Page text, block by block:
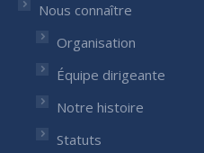
windowwindow
Nous connaître
Organisation
Équipe dirigeante
Notre histoire
Statuts